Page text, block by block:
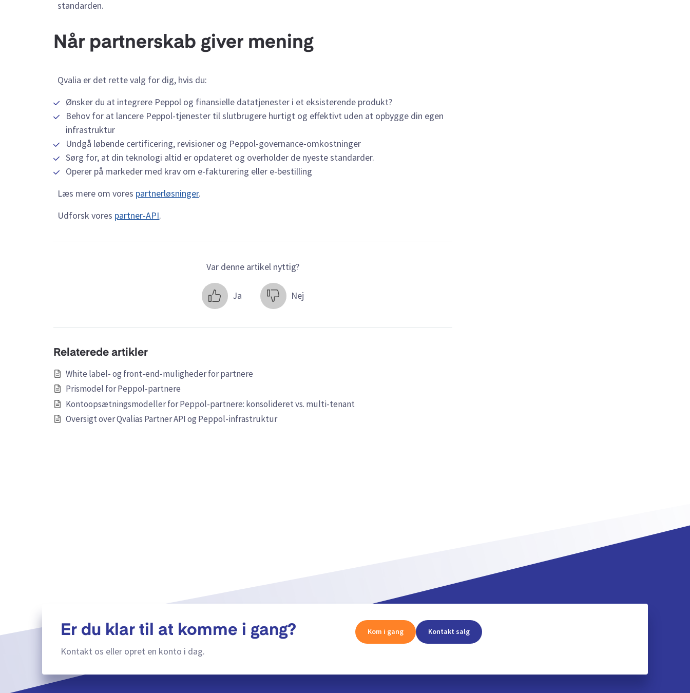
standarden.
Når partnerskab giver mening
Qvalia er det rette valg for dig, hvis du:
Ønsker du at integrere Peppol og finansielle datatjenester i et eksisterende produkt?
Behov for at lancere Peppol-tjenester til slutbrugere hurtigt og effektivt uden at opbygge din egen
infrastruktur
Undgå løbende certificering, revisioner og Peppol-governance-omkostninger
Sørg for, at din teknologi altid er opdateret og overholder de nyeste standarder.
Operer på markeder med krav om e-fakturering eller e-bestilling
Læs mere om vores partnerløsninger.
Udforsk vores partner-API.
Var denne artikel nyttig?
Ja Nej
Relaterede artikler
White label- og front-end-muligheder for partnere
Prismodel for Peppol-partnere
Kontoopsætningsmodeller for Peppol-partnere: konsolideret vs. multi-tenant
Oversigt over Qvalias Partner API og Peppol-infrastruktur
Er du klar til at komme i gang?
Kontakt os eller opret en konto i dag.
Kom i gang Kontakt salg